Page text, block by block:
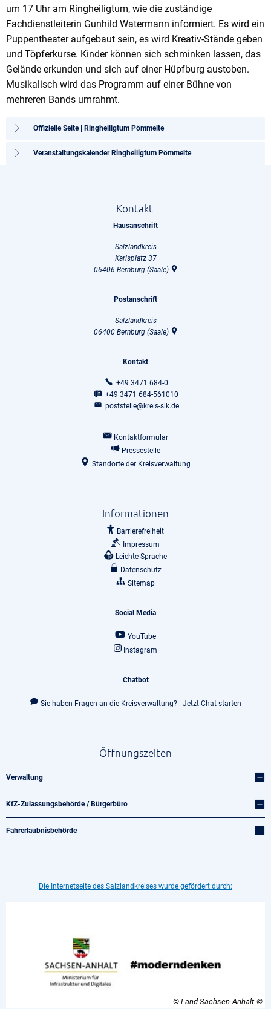
um 17 Uhr am Ringheiligtum, wie die zuständige
Fachdienstleiterin Gunhild Watermann informiert. Es wird ein
Puppentheater aufgebaut sein, es wird Kreativ-Stände geben
und Töpferkurse. Kinder können sich schminken lassen, das
Gelände erkunden und sich auf einer Hüpfburg austoben.
Musikalisch wird das Programm auf einer Bühne von
mehreren Bands umrahmt.
Offizielle Seite | Ringheiligtum Pömmelte
Veranstaltungskalender Ringheiligtum Pömmelte
Kontakt
Hausanschrift
Salzlandkreis
Karlsplatz 37
06406 Bernburg (Saale)
Postanschrift
Salzlandkreis
06400 Bernburg (Saale)
Kontakt
+49 3471 684-0
+49 3471 684-561010
poststelle@kreis-slk.de
Kontaktformular
Pressestelle
Standorte der Kreisverwaltung
Informationen
Barrierefreiheit
Impressum
Leichte Sprache
Datenschutz
Sitemap
Social Media
YouTube
Instagram
Chatbot
Sie haben Fragen an die Kreisverwaltung? - Jetzt Chat starten
Öffnungszeiten
Verwaltung
KfZ-Zulassungsbehörde / Bürgerbüro
Fahrerlaubnisbehörde
Die Internetseite des Salzlandkreises wurde gefördert durch:
© Land Sachsen-Anhalt